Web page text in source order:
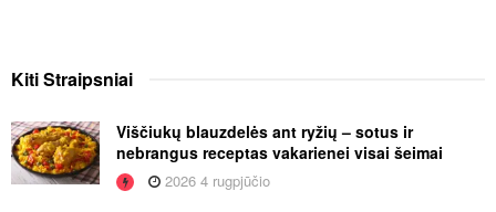
KitiStraipsniai
Viščiukų blauzdelės ant ryžių – sotus ir
nebrangus receptas vakarienei visai šeimai
2026 4 rugpjūčio